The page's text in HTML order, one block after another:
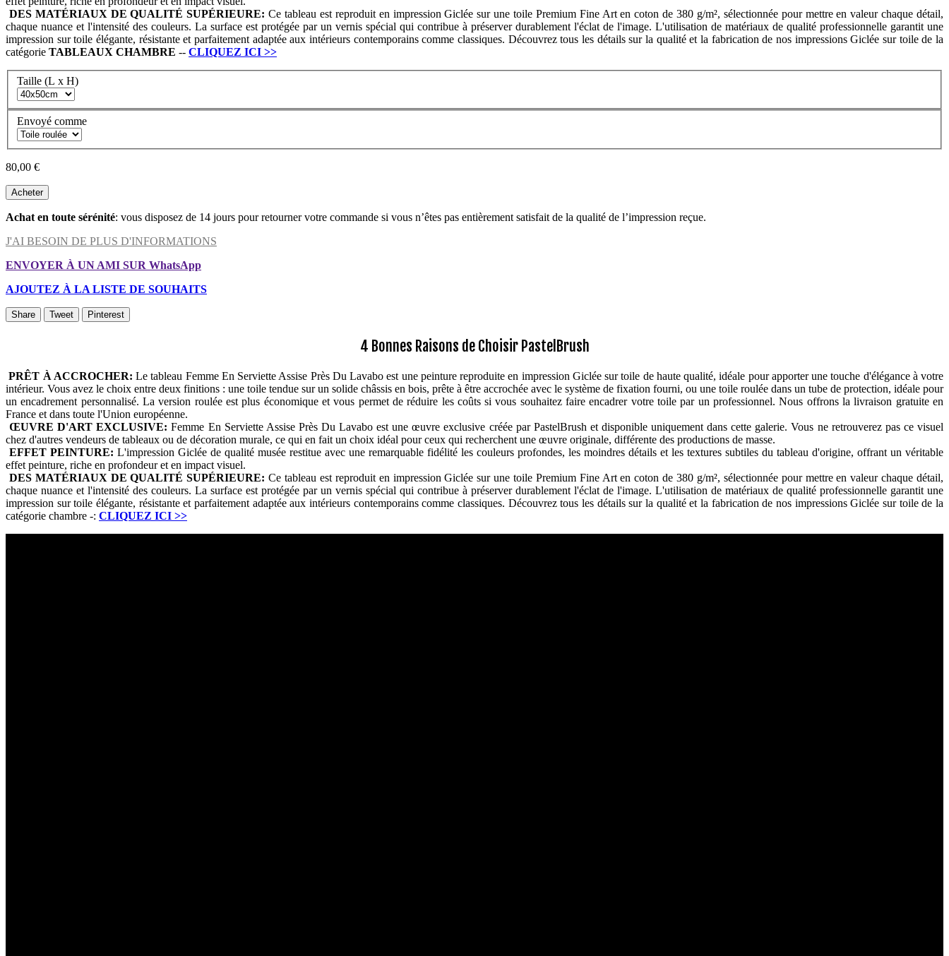
DES MATÉRIAUX DE QUALITÉ SUPÉRIEURE: Ce tableau est reproduit en impression Giclée sur une toile Premium Fine Art en coton de 380 g/m², sélectionnée pour mettre en valeur chaque détail,
chaque nuance et l'intensité des couleurs. La surface est protégée par un vernis spécial qui contribue à préserver durablement l'éclat de l'image. L'utilisation de matériaux de qualité professionnelle garantit une
impression sur toile élégante, résistante et parfaitement adaptée aux intérieurs contemporains comme classiques. Découvrez tous les détails sur la qualité et la fabrication de nos impressions Giclée sur toile de la
catégorie TABLEAUX CHAMBRE -- CLIQUEZ ICI >>
Taille (L x H)
Envoyé comme
80,00 €
Acheter
Achat en toute sérénité: vous disposez de 14 jours pour retourner votre commande si vous n’êtes pas entièrement satisfait de la qualité de l’impression reçue.
J'AI BESOIN DE PLUS D'INFORMATIONS
ENVOYER À UN AMI SUR WhatsApp
AJOUTEZ À LA LISTE DE SOUHAITS
Share Tweet Pinterest
4 Bonnes Raisons de Choisir PastelBrush
PRÊT À ACCROCHER: Le tableau Femme En Serviette Assise Près Du Lavabo est une peinture reproduite en impression Giclée sur toile de haute qualité, idéale pour apporter une touche d'élégance à votre
intérieur. Vous avez le choix entre deux finitions : une toile tendue sur un solide châssis en bois, prête à être accrochée avec le système de fixation fourni, ou une toile roulée dans un tube de protection, idéale pour
un encadrement personnalisé. La version roulée est plus économique et vous permet de réduire les coûts si vous souhaitez faire encadrer votre toile par un professionnel. Nous offrons la livraison gratuite en
France et dans toute l'Union européenne.
ŒUVRE D'ART EXCLUSIVE:Femme En Serviette Assise Près Du Lavabo est une œuvre exclusive créée par PastelBrush et disponible uniquement dans cette galerie. Vous ne retrouverez pas ce visuel
chez d'autres vendeurs de tableaux ou de décoration murale, ce qui en fait un choix idéal pour ceux qui recherchent une œuvre originale, différente des productions de masse.
EFFET PEINTURE: L'impression Giclée de qualité musée restitue avec une remarquable fidélité les couleurs profondes, les moindres détails et les textures subtiles du tableau d'origine, offrant un véritable
effet peinture, riche en profondeur et en impact visuel.
DES MATÉRIAUX DE QUALITÉ SUPÉRIEURE: Ce tableau est reproduit en impression Giclée sur une toile Premium Fine Art en coton de 380 g/m², sélectionnée pour mettre en valeur chaque détail,
chaque nuance et l'intensité des couleurs. La surface est protégée par un vernis spécial qui contribue à préserver durablement l'éclat de l'image. L'utilisation de matériaux de qualité professionnelle garantit une
impression sur toile élégante, résistante et parfaitement adaptée aux intérieurs contemporains comme classiques. Découvrez tous les détails sur la qualité et la fabrication de nos impressions Giclée sur toile de la
catégorie chambre -: CLIQUEZ ICI >>